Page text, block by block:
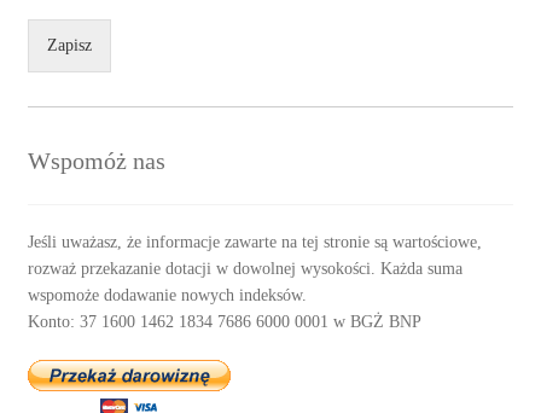
Zapisz
Wspomóż nas
Jeśli uważasz, że informacje zawarte na tej stronie są wartościowe,
rozważ przekazanie dotacji w dowolnej wysokości. Każda suma
wspomoże dodawanie nowych indeksów.
Konto: 37 1600 1462 1834 7686 6000 0001 w BGŻ BNP